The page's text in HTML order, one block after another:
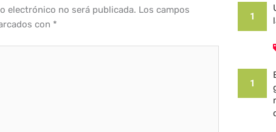
electrónico no será publicada. Los campos
con *
1
1